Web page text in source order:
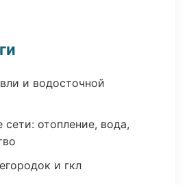
и водосточной
отопление, вода,
и гкл